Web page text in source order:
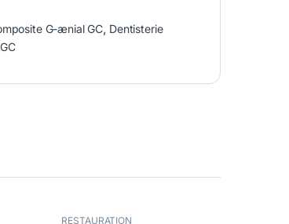
G-ænial GC, Dentisterie
GC
RESTAURATION